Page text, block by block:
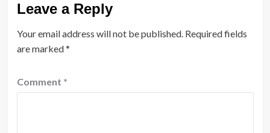
Leave a Reply
Your email address will not be published. Required fields
are marked*
Comment *